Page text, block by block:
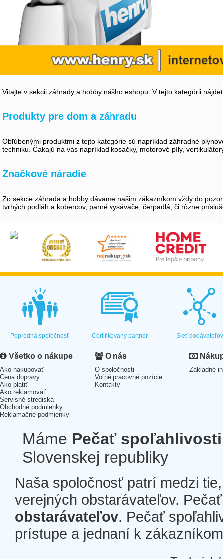
Vitajte v sekcii záhrady a hobby nášho eshopu. V tejto kategórii
Produkty pre dom a záhradu
Obľúbenými produktmi z tejto kategórie sú napríklad záhradné
techniku. Čakajú na vás napríklad kosačky, motorové píly,
Značkové náradie
Zo sekcie záhrada a hobby dávame našim zákazníkom vždy do
tvrhých podláh a kobercov, parné vysávače, čerpadlá, či rôzne
Popredná spoločnosť Certifikovaný partner Sieť dodávateľov
Všetko o nákupe
Ako nakupovať
Cena dopravy
Ako platiť
Ako reklamovať
Servisné strediská
Obchodné podmienky
Reklamačné podmienky
O nás
O spoločnosti
Voľné pracovné pozície
Kontakty
Základné
Máme Pečať spoľahlivosti
Slovenskej republiky
Naša spoločnosť patrí medzi
verejných obstarávateľov.
obstarávateľov. Pečať
prístupe a jednaní k